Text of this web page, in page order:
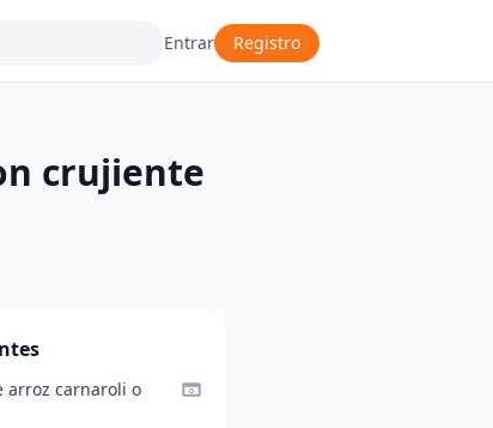
Entrar Registro
crujiente
arroz carnaroli o